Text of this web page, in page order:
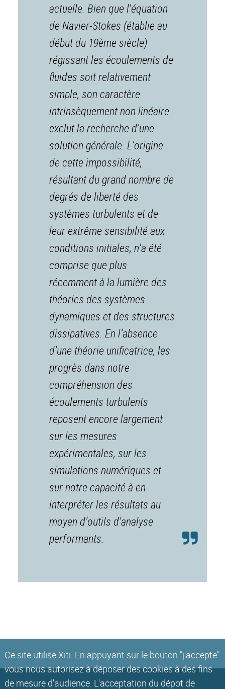
Ce site utilise Xiti. En appuyant sur le bouton "j'accepte"
vous nous autorisez à déposer des cookies à des fins
de mesure d'audience. L'acceptation du dépot de
actuelle. Bien que l'équation
de Navier-Stokes (établie au
début du 19ème siècle)
régissant les écoulements de
fluides soit relativement
simple, son caractère
intrinsèquement non linéaire
exclut la recherche d'une
solution générale. L'origine
de cette impossibilité,
résultant du grand nombre de
degrés de liberté des
systèmes turbulents et de
leur extrême sensibilité aux
conditions initiales, n'a été
comprise que plus
récemment à la lumière des
théories des systèmes
dynamiques et des structures
dissipatives. En l’absence
d’une théorie unificatrice, les
progrès dans notre
compréhension des
écoulements turbulents
reposent encore largement
sur les mesures
expérimentales, sur les
simulations numériques et
sur notre capacité à en
interpréter les résultats au
moyen d’outils d’analyse
performants.